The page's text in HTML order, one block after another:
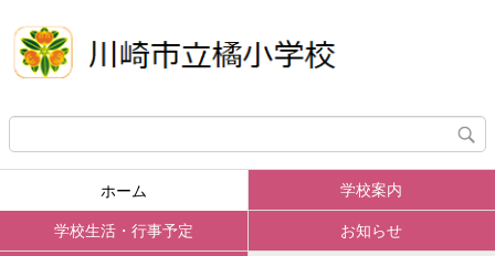
ホーム 学校案内
学校生活・行事予定 お知らせ